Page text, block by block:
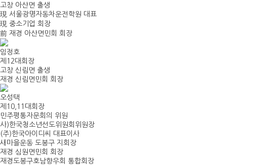
고창 아산면 출생
現 서울광명자동차운전학원 대표
現 중소기업 회장
前 재경 아산면민회 회장
임정호
제12대회장
고창 신림면 출생
재경 신림면민회 회장
오성택
제10,11대회장
민주평통자문회의 위원
사)한국청소년선도위원회위원장
(주)한국아이디씨 대표이사
새마을운동 도봉구 지회장
재경 심원면민회 회장
재경도봉구호남향우회 통합회장